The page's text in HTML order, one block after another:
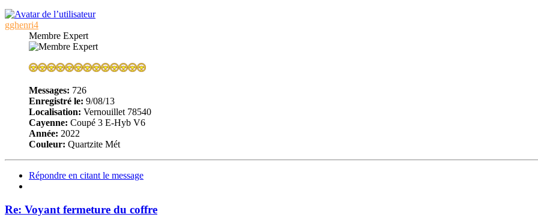
gghenri4
Membre Expert
Messages: 726
Enregistré le: 9/08/13
Localisation: Vernouillet 78540
Cayenne: Coupé 3 E-Hyb V6
Année: 2022
Couleur: Quartzite Mét
Répondre en citant le message
Re: Voyant fermeture du coffre